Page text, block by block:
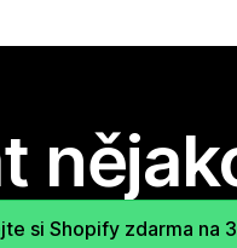
si Shopify zdarma na